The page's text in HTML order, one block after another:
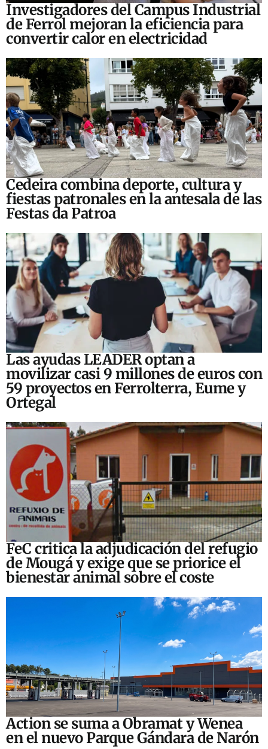
Investigadores del Campus Industrial
de Ferrol mejoran la eficiencia para
convertir calor en electricidad
Cedeira combina deporte, cultura y
fiestas patronales en la antesala de las
Festas da Patroa
Las ayudas LEADER optan a
movilizar casi 9 millones de euros con
59 proyectos en Ferrolterra, Eume y
Ortegal
FeC critica la adjudicación del refugio
de Mougá y exige que se priorice el
bienestar animal sobre el coste
Action se suma a Obramat y Wenea
en el nuevo Parque Gándara de Narón